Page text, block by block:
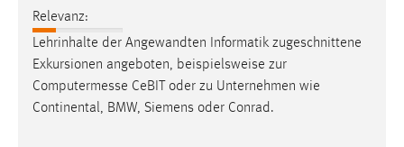
Relevanz:
Lehrinhalte der Angewandten Informatik zugeschnittene
Exkursionen angeboten, beispielsweise zur
Computermesse CeBIT oder zu Unternehmen wie
Continental, BMW, Siemens oder Conrad.